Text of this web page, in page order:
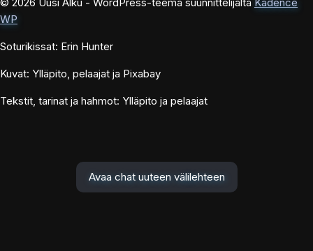
WP
Soturikissat: Erin Hunter
Kuvat: Ylläpito, pelaajat ja Pixabay
Tekstit, tarinat ja hahmot: Ylläpito ja pelaajat
Avaa chat uuteen välilehteen